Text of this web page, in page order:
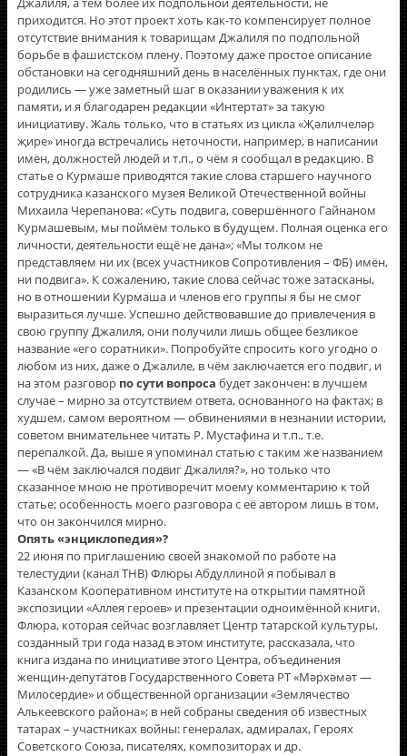
приходится. Но этот проект хоть как-то компенсирует полное
отсутствие внимания к товарищам Джалиля по подпольной
борьбе в фашистском плену. Поэтому даже простое описание
обстановки на сегодняшний день в населённых пунктах, где они
родились — уже заметный шаг в оказании уважения к их
памяти, и я благодарен редакции «Интертат» за такую
инициативу. Жаль только, что в статьях из цикла «Җәлилчеләр
җире» иногда встречались неточности, например, в написании
имён, должностей людей и т.п., о чём я сообщал в редакцию. В
статье о Курмаше приводятся такие слова старшего научного
сотрудника казанского музея Великой Отечественной войны
Михаила Черепанова: «Суть подвига, совершённого Гайнаном
Курмашевым, мы поймём только в будущем. Полная оценка его
личности, деятельности ещё не дана»; «Мы толком не
представляем ни их (всех участников Сопротивления – ФБ) имëн,
ни подвига». К сожалению, такие слова сейчас тоже затасканы,
но в отношении Курмаша и членов его группы я бы не смог
выразиться лучше. Успешно действовавшие до привлечения в
свою группу Джалиля, они получили лишь общее безликое
название «его соратники». Попробуйте спросить кого угодно о
любом из них, даже о Джалиле, в чём заключается его подвиг, и
на этом разговор по сути вопроса будет закончен: в лучшем
случае – мирно за отсутствием ответа, основанного на фактах; в
худшем, самом вероятном — обвинениями в незнании истории,
советом внимательнее читать Р. Мустафина и т.п., т.е.
перепалкой. Да, выше я упоминал статью с таким же названием
— «В чём заключался подвиг Джалиля?», но только что
сказанное мною не противоречит моему комментарию к той
статье; особенность моего разговора с её автором лишь в том,
что он закончился мирно.
Опять «энциклопедия»?
22 июня по приглашению своей знакомой по работе на
телестудии (канал ТНВ) Флюры Абдуллиной я побывал в
Казанском Кооперативном институте на открытии памятной
экспозиции «Аллея героев» и презентации одноимëнной книги.
Флюра, которая сейчас возглавляет Центр татарской культуры,
созданный три года назад в этом институте, рассказала, что
книга издана по инициативе этого Центра, объединения
женщин-депутатов Государственного Совета РТ «Мәрхәмәт —
Милосердие» и общественной организации «Землячество
Алькеевского района»; в ней собраны сведения об известных
татарах – участниках войны: генералах, адмиралах, Героях
Советского Союза, писателях, композиторах и др.